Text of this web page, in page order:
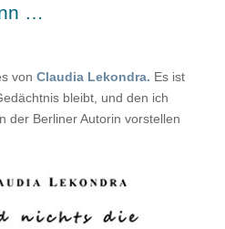
…
von Claudia Lekondra. Es ist
bleibt, und den ich
der Berliner Autorin vorstellen